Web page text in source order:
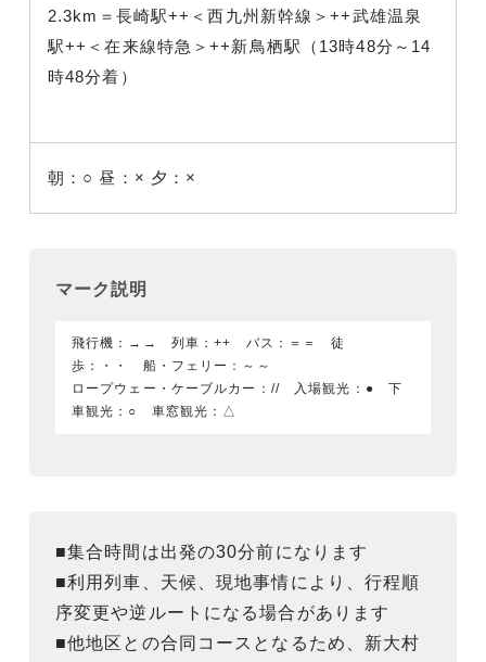
2.3km＝長崎駅++＜西九州新幹線＞++武雄温泉
駅++＜在来線特急＞++新鳥栖駅（13時48分～14
時48分着）
朝：○ 昼：× 夕：×
マーク説明
飛行機：→→ 列車：++ バス：＝＝ 徒
歩：・・ 船・フェリー：～～
ロープウェー・ケーブルカー：// 入場観光：● 下
車観光：○ 車窓観光：△
■集合時間は出発の30分前になります
■利用列車、天候、現地事情により、行程順
序変更や逆ルートになる場合があります
■他地区との合同コースとなるため、新大村